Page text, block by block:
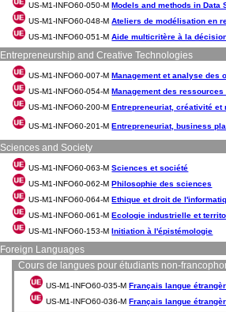
US-M1-INFO60-050-MModels and methods in Data
US-M1-INFO60-048-MAteliers de modélisation en
US-M1-INFO60-051-MAide multicritère à la
Entrepreneurship and Creative Technologies
US-M1-INFO60-007-MManagement et analyse des
US-M1-INFO60-054-MManagement des
US-M1-INFO60-200-MEntrepreneuriat, créativité et
US-M1-INFO60-201-MEntrepreneuriat, business
Sciences and Society
US-M1-INFO60-063-MSciences et société
US-M1-INFO60-062-MPhilosophie des sciences
US-M1-INFO60-064-MEthique et droit de
US-M1-INFO60-061-MEcologie industrielle et
US-M1-INFO60-153-MInitiation à l'épistémologie
Foreign Languages
Cours de langues pour étudiants non-
US-M1-INFO60-035-MFrançais langue
US-M1-INFO60-036-MFrançais langue